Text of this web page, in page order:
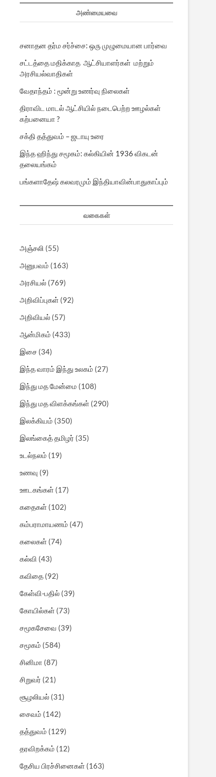
அண்மையவை
சனாதன தர்ம சர்ச்சை: ஒரு முழுமையான பார்வை
சட்டத்தை மதிக்காத ஆட்சியாளர்கள் மற்றும்
அரசியல்வாதிகள்
வேதாந்தம் : மூன்று உணர்வு நிலைகள்
திராவிட மாடல் ஆட்சியில் நடைபெற்ற ஊழல்கள்
கற்பனையா ?
சக்தி தத்துவம் – ஜடாயு உரை
இந்த ஹிந்து சமூகம்: கல்கியின் 1936 விகடன்
தலையங்கம்
பங்களாதேஷ் கலவரமும் இந்தியாவின்பாதுகாப்பும்
வகைகள்
அஞ்சலி (55)
அனுபவம் (163)
அரசியல் (769)
அறிவிப்புகள் (92)
அறிவியல் (57)
ஆன்மிகம் (433)
இசை (34)
இந்த வாரம் இந்து உலகம் (27)
இந்து மத மேன்மை (108)
இந்து மத விளக்கங்கள் (290)
இலக்கியம் (350)
இலங்கைத் தமிழர் (35)
உடல்நலம் (19)
உணவு (9)
ஊடகங்கள் (17)
கதைகள் (102)
கம்பராமாயணம் (47)
கலைகள் (74)
கல்வி (43)
கவிதை (92)
கேள்வி-பதில் (39)
கோயில்கள் (73)
சமூகசேவை (39)
சமூகம் (584)
சினிமா (87)
சிறுவர் (21)
சூழலியல் (31)
சைவம் (142)
தத்துவம் (129)
தரவிறக்கம் (12)
தேசிய பிரச்சினைகள் (163)